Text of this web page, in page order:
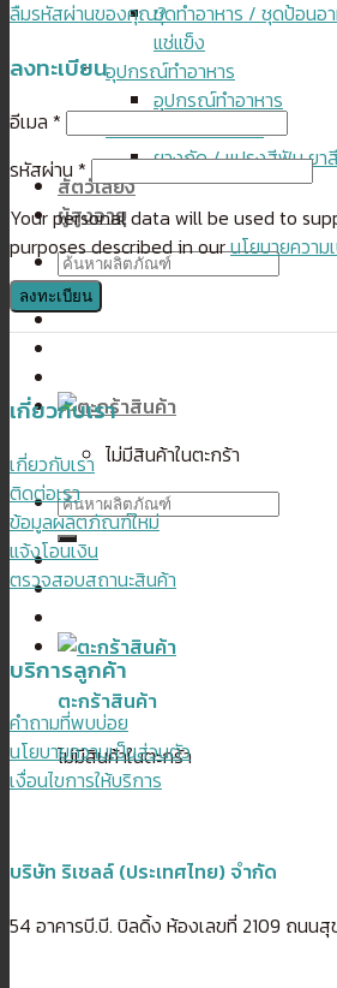
ชุดทำอาหาร / ชุดป้อนอ
แช่แข็ง
อุปกรณ์ทำอาหาร
อุปกรณ์ทำอาหาร
ยางกัดและแปรงสีฟัน
ยางกัด / แปรงสีฟัน ยา
สัตว์เลี้ยง
ผู้สูงอายุ
ค้นหา:
ไม่มีสินค้าในตะกร้า
ค้นหา:
ตะกร้าสินค้า
ไม่มีสินค้าในตะกร้า
ลืมรหัสผ่านของคุณ?
ลงทะเบียน
อีเมล *
รหัสผ่าน *
Your personal data will be used to
purposes described in ourนโยบายความ
ลงทะเบียน
เกี่ยวกับเรา
เกี่ยวกับเรา
ติดต่อเรา
ข้อมูลผลิตภัณฑ์ใหม่
แจ้งโอนเงิน
ตรวจสอบสถานะสินค้า
บริการลูกค้า
คำถามที่พบบ่อย
นโยบายความเป็นส่วนตัว
เงื่อนไขการให้บริการ
บริษัท ริเชลล์ (ประเทศไทย) จำกัด
54 อาคารบี.บี. บิลดิ้ง ห้องเลขที่ 2109 ถนน